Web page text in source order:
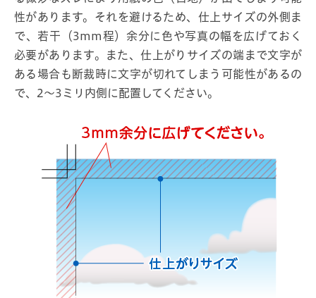
性があります。それを避けるため、仕上サイズの外側ま
で、若干（3mm程）余分に色や写真の幅を広げておく
必要があります。また、仕上がりサイズの端まで文字が
ある場合も断裁時に文字が切れてしまう可能性があるの
で、2～3ミリ内側に配置してください。